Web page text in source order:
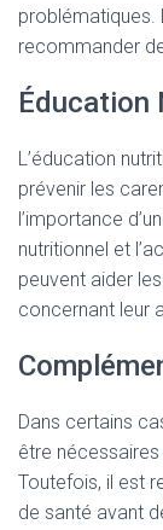
problématiques.
recommander
Éducation
L’éducation
prévenir les
l’importance
nutritionnel et
peuvent aider
concernant leur
Dans certains
être
Toutefois, il est
de santé avant